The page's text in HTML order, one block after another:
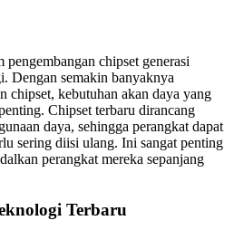
pengembangan chipset generasi
Dengan semakin banyaknya
chipset, kebutuhan akan daya yang
Chipset terbaru dirancang
daya, sehingga perangkat dapat
sering diisi ulang. Ini sangat penting
perangkat mereka sepanjang
Terbaru